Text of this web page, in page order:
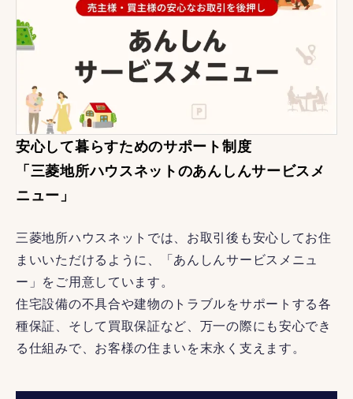
安心して暮らすためのサポート制度
「三菱地所ハウスネットのあんしんサービスメ
ニュー」
三菱地所ハウスネットでは、お取引後も安心してお住
まいいただけるように、「あんしんサービスメニュ
ー」をご用意しています。
住宅設備の不具合や建物のトラブルをサポートする各
種保証、そして買取保証など、万一の際にも安心でき
る仕組みで、お客様の住まいを末永く支えます。